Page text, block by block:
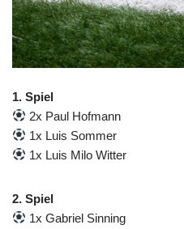
1. Spiel
2x Paul Hofmann
1x Luis Sommer
1x Luis Milo Witter
2. Spiel
1x Gabriel Sinning